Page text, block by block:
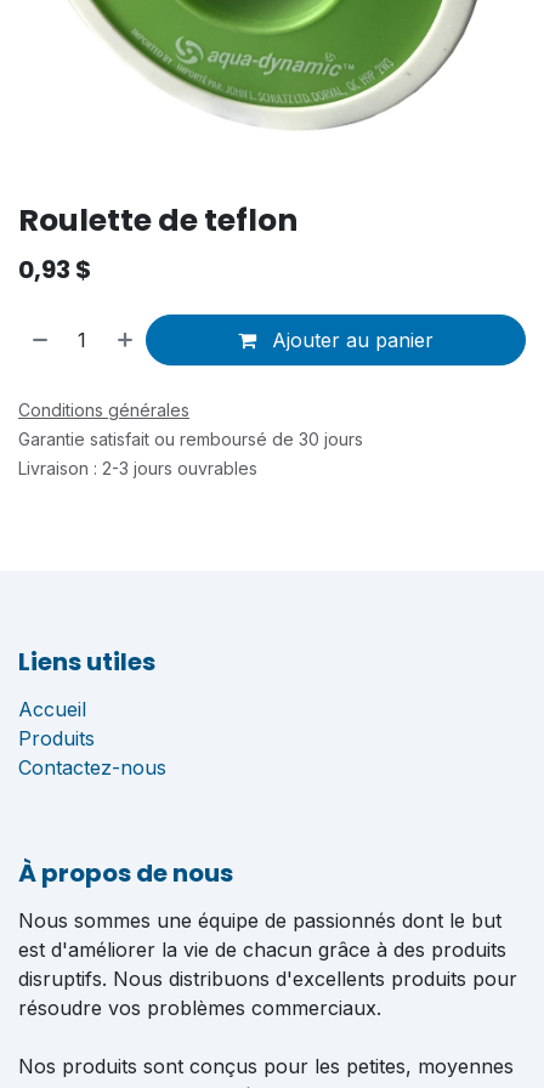
Roulette de teflon
0,93 $
Ajouter au panier
Conditions générales
Garantie satisfait ou remboursé de 30 jours
Livraison : 2-3 jours ouvrables
Liens utiles
Accueil
Produits
Contactez-nous
À propos de nous
Nous sommes une équipe de passionnés dont le but
est d'améliorer la vie de chacun grâce à des produits
disruptifs. Nous distribuons d'excellents produits pour
résoudre vos problèmes commerciaux.
Nos produits sont conçus pour les petites, moyennes